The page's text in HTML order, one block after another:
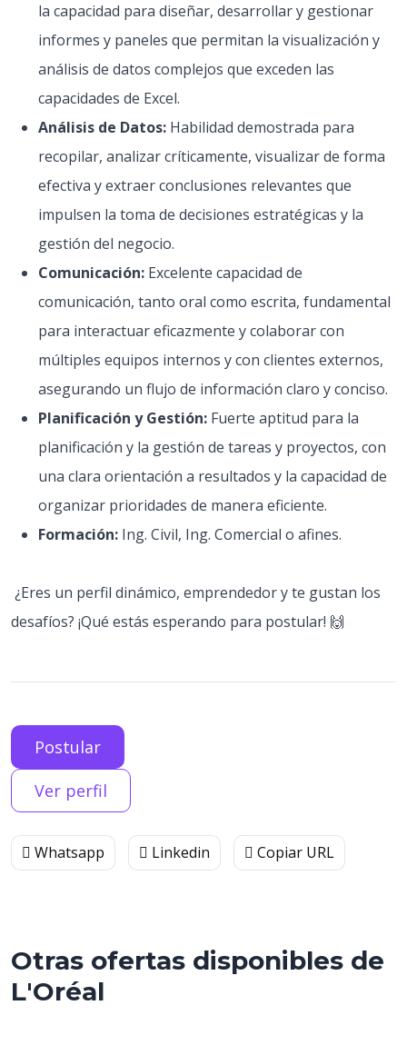
la capacidad para diseñar, desarrollar y gestionar
informes y paneles que permitan la visualización y
análisis de datos complejos que exceden las
capacidades de Excel.
Análisis de Datos: Habilidad demostrada para
recopilar, analizar críticamente, visualizar de forma
efectiva y extraer conclusiones relevantes que
impulsen la toma de decisiones estratégicas y la
gestión del negocio.
Comunicación: Excelente capacidad de
comunicación, tanto oral como escrita, fundamental
para interactuar eficazmente y colaborar con
múltiples equipos internos y con clientes externos,
asegurando un flujo de información claro y conciso.
Planificación y Gestión: Fuerte aptitud para la
planificación y la gestión de tareas y proyectos, con
una clara orientación a resultados y la capacidad de
organizar prioridades de manera eficiente.
Formación: Ing. Civil, Ing. Comercial o afines.
¿Eres un perfil dinámico, emprendedor y te gustan los
desafíos? ¡Qué estás esperando para postular! 🙌
Postular
Ver perfil
Whatsapp Linkedin Copiar URL
Otras ofertas disponibles de
L'Oréal